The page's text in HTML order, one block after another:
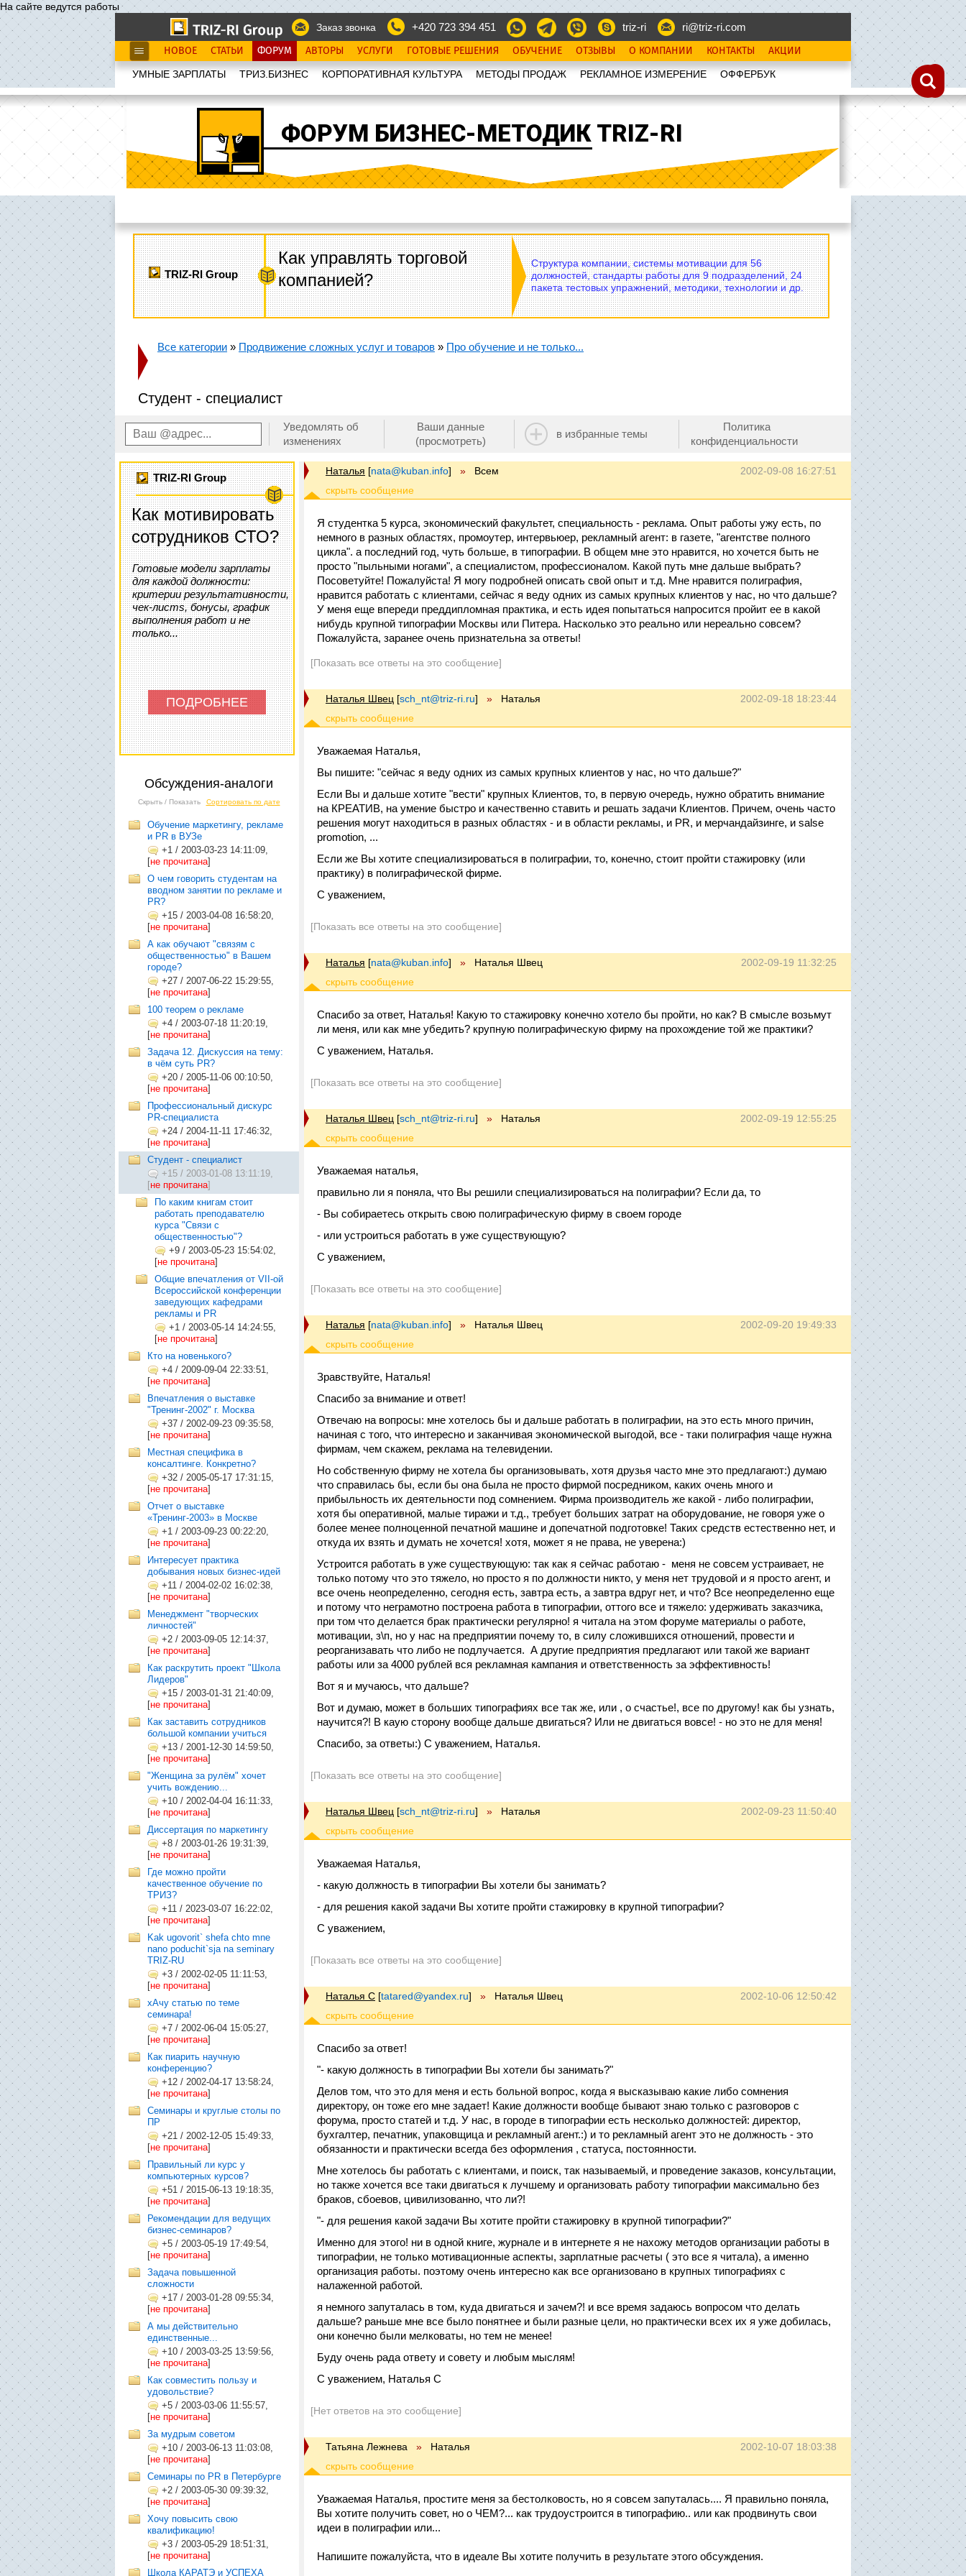
На сайте ведутся работы
Заказ звонка
+420 723 394 451 triz-ri ri@triz-ri.com
НОВОЕ СТАТЬИ ФОРУМ АВТОРЫ УСЛУГИ ГОТОВЫЕ РЕШЕНИЯ ОБУЧЕНИЕ ОТЗЫВЫ О КОМПАНИИ КОНТАКТЫ АКЦИИ
УМНЫЕ ЗАРПЛАТЫ ТРИЗ.БИЗНЕС КОРПОРАТИВНАЯ КУЛЬТУРА МЕТОДЫ ПРОДАЖ РЕКЛАМНОЕ ИЗМЕРЕНИЕ OФФЕРБУК
ФОРУМ БИЗНЕС-МЕТОДИК TRIZ-RI
TRIZ-RI Group
Как управлять торговой
компанией?
Структура компании, системы мотивации для 56
должностей, стандарты работы для 9 подразделений, 24
пакета тестовых упражнений, методики, технологии и др.
Все категории » Продвижение сложных услуг и товаров » Про обучение и не только...
Студент - специалист
Уведомлять об
изменениях
Ваши данные
(просмотреть)
в избранные темы
Политика
конфиденциальности
TRIZ-RI Group
Как мотивировать
сотрудников СТО?
Готовые модели зарплаты
для каждой должности:
критерии результативности,
чек-листs, бонусы, график
выполнения работ и не
только...
ПОДРОБНЕЕ
Обсуждения-аналоги
Скрыть / Показать Сортировать по дате
Обучение маркетингу, рекламе
и PR в ВУЗе
+1 / 2003-03-23 14:11:09,
[не прочитана]
О чем говорить студентам на
вводном занятии по рекламе и
PR?
+15 / 2003-04-08 16:58:20,
[не прочитана]
А как обучают "связям с
общественностью" в Вашем
городе?
+27 / 2007-06-22 15:29:55,
[не прочитана]
100 теорем о рекламе
+4 / 2003-07-18 11:20:19,
[не прочитана]
Задача 12. Дискуссия на тему:
в чём суть PR?
+20 / 2005-11-06 00:10:50,
[не прочитана]
Профессиональный дискурс
PR-специалиста
+24 / 2004-11-11 17:46:32,
[не прочитана]
Студент - специалист
+15 / 2003-01-08 13:11:19,
[не прочитана]
По каким книгам стоит
работать преподавателю
курса "Связи с
общественностью"?
+9 / 2003-05-23 15:54:02,
[не прочитана]
Общие впечатления от VII-ой
Всероссийской конференции
заведующих кафедрами
рекламы и PR
+1 / 2003-05-14 14:24:55,
[не прочитана]
Кто на новенького?
+4 / 2009-09-04 22:33:51,
[не прочитана]
Впечатления о выставке
"Тренинг-2002" г. Москва
+37 / 2002-09-23 09:35:58,
[не прочитана]
Местная специфика в
консалтинге. Конкретно?
+32 / 2005-05-17 17:31:15,
[не прочитана]
Отчет о выставке
«Тренинг-2003» в Москве
+1 / 2003-09-23 00:22:20,
[не прочитана]
Интересует практика
добывания новых бизнес-идей
+11 / 2004-02-02 16:02:38,
[не прочитана]
Менеджмент "творческих
личностей"
+2 / 2003-09-05 12:14:37,
[не прочитана]
Как раскрутить проект "Школа
Лидеров"
+15 / 2003-01-31 21:40:09,
[не прочитана]
Как заставить сотрудников
большой компании учиться
+13 / 2001-12-30 14:59:50,
[не прочитана]
"Женщина за рулём" хочет
учить вождению...
+10 / 2002-04-04 16:11:33,
[не прочитана]
Диссертация по маркетингу
+8 / 2003-01-26 19:31:39,
[не прочитана]
Где можно пройти
качественное обучение по
ТРИЗ?
+11 / 2023-03-07 16:22:02,
[не прочитана]
Kak ugovorit` shefa chto mne
nano poduchit`sja na seminary
TRIZ-RU
+3 / 2002-02-05 11:11:53,
[не прочитана]
хАчу статью по теме
семинара!
+7 / 2002-06-04 15:05:27,
[не прочитана]
Как пиарить научную
конференцию?
+12 / 2002-04-17 13:58:24,
[не прочитана]
Семинары и круглые столы по
ПР
+21 / 2002-12-05 15:49:33,
[не прочитана]
Правильный ли курс у
компьютерных курсов?
+51 / 2015-06-13 19:18:35,
[не прочитана]
Рекомендации для ведущих
бизнес-семинаров?
+5 / 2003-05-19 17:49:54,
[не прочитана]
Задача повышенной
сложности
+17 / 2003-01-28 09:55:34,
[не прочитана]
А мы действительно
единственные...
+10 / 2003-03-25 13:59:56,
[не прочитана]
Как совместить пользу и
удовольствие?
+5 / 2003-03-06 11:55:57,
[не прочитана]
За мудрым советом
+10 / 2003-06-13 11:03:08,
[не прочитана]
Семинары по PR в Петербурге
+2 / 2003-05-30 09:39:32,
[не прочитана]
Хочу повысить свою
квалификацию!
+3 / 2003-05-29 18:51:31,
[не прочитана]
Школа КАРАТЭ и УСПЕХА
2002-09-08 16:27:51
Наталья [nata@kuban.info] » Всем
Я студентка 5 курса, экономический факультет, специальность - реклама. Опыт работы ужу есть, по
немного в разных областях, промоутер, интервьюер, рекламный агент: в газете, "агентстве полного
цикла". а последний год, чуть больше, в типографии. В общем мне это нравится, но хочется быть не
просто "пыльными ногами", а специалистом, профессионалом. Какой путь мне дальше выбрать?
Посоветуйте! Пожалуйста! Я могу подробней описать свой опыт и т.д. Мне нравится полиграфия,
нравится работать с клиентами, сейчас я веду одних из самых крупных клиентов у нас, но что дальше?
У меня еще впереди преддипломная практика, и есть идея попытаться напросится пройит ее в какой
нибудь крупной типографии Москвы или Питера. Насколько это реально или нереально совсем?
Пожалуйста, заранее очень признательна за ответы!
[Показать все ответы на это сообщение]
2002-09-18 18:23:44
Наталья Швец [sch_nt@triz-ri.ru] » Наталья
Уважаемая Наталья,
Вы пишите: "сейчас я веду одних из самых крупных клиентов у нас, но что дальше?"
Если Вы и дальше хотите "вести" крупных Клиентов, то, в первую очередь, нужно обратить внимание
на КРЕАТИВ, на умение быстро и качественно ставить и решать задачи Клиентов. Причем, очень часто
решения могут находиться в разных областях - и в области рекламы, и PR, и мерчандайзинге, и salse
promotion, ...
Если же Вы хотите специализироваться в полиграфии, то, конечно, стоит пройти стажировку (или
практику) в полиграфической фирме.
С уважением,
[Показать все ответы на это сообщение]
2002-09-19 11:32:25
Наталья [nata@kuban.info] » Наталья Швец
Спасибо за ответ, Наталья! Какую то стажировку конечно хотело бы пройти, но как? В смысле возьмут
ли меня, или как мне убедить? крупную полиграфическую фирму на прохождение той же практики?
С уважением, Наталья.
[Показать все ответы на это сообщение]
2002-09-19 12:55:25
Наталья Швец [sch_nt@triz-ri.ru] » Наталья
Уважаемая наталья,
правильно ли я поняла, что Вы решили специализироваться на полиграфии? Если да, то
- Вы собираетесь открыть свою полиграфическую фирму в своем городе
- или устроиться работать в уже существующую?
С уважением,
[Показать все ответы на это сообщение]
2002-09-20 19:49:33
Наталья [nata@kuban.info] » Наталья Швец
Зравствуйте, Наталья!
Спасибо за внимание и ответ!
Отвечаю на вопросы: мне хотелось бы и дальше работать в полиграфии, на это есть много причин,
начиная с того, что интересно и заканчивая экономической выгодой, все - таки полиграфия чаще нужна
фирмам, чем скажем, реклама на телевидении.
Но собственную фирму не хотела бы организовывать, хотя друзья часто мне это предлагают:) думаю
что справилась бы, если бы она была не просто фирмой посредником, каких очень много и
прибыльность их деятельности под сомнением. Фирма производитель же какой - либо полиграфии,
хотя бы оперативной, малые тиражи и т.д., требует больших затрат на оборудование, не говоря уже о
более менее полноценной печатной машине и допечатной подготовке! Таких средств естественно нет, и
откуда их взять и думать не хочется! хотя, может я не права, не уверена:)
Устроится работать в уже существующую: так как я сейчас работаю - меня не совсем устраивает, не
только потому что это тяжело, но просто я по должности никто, у меня нет трудовой и я просто агент, и
все очень неопределенно, сегодня есть, завтра есть, а завтра вдруг нет, и что? Все неопределенно еще
и потому что неграмотно построена работа в типографии, оттого все и тяжело: удерживать заказчика,
при том что делается брак практически регулярно! я читала на этом форуме материалы о работе,
мотивации, з\п, но у нас на предприятии почему то, в силу сложившихся отношений, провести и
реорганизавать что либо не подлучается. А другие предприятия предлагают или такой же вариант
работы или за 4000 рублей вся рекламная кампания и ответственность за эффективность!
Вот я и мучаюсь, что дальше?
Вот и думаю, может в больших типографиях все так же, или , о счастье!, все по другому! как бы узнать,
научится?! В каую сторону вообще дальше двигаться? Или не двигаться вовсе! - но это не для меня!
Спасибо, за ответы:) С уважением, Наталья.
[Показать все ответы на это сообщение]
2002-09-23 11:50:40
Наталья Швец [sch_nt@triz-ri.ru] » Наталья
Уважаемая Наталья,
- какую должность в типографии Вы хотели бы занимать?
- для решения какой задачи Вы хотите пройти стажировку в крупной типографии?
С уважением,
[Показать все ответы на это сообщение]
2002-10-06 12:50:42
Наталья С [tatared@yandex.ru] » Наталья Швец
Спасибо за ответ!
"- какую должность в типографии Вы хотели бы занимать?"
Делов том, что это для меня и есть больной вопрос, когда я высказываю какие либо сомнения
директору, он тоже его мне задает! Какие должности вообще бывают знаю только с разговоров с
форума, просто статей и т.д. У нас, в городе в типографии есть несколько должностей: директор,
бухгалтер, печатник, упаковщица и рекламный агент.:) и то рекламный агент это не должность - это
обязанности и практически всегда без оформления , статуса, постоянности.
Мне хотелось бы работать с клиентами, и поиск, так называемый, и проведение заказов, консультации,
но также хочется все таки двигаться к лучшему и организовать работу типографии максимально без
браков, сбоевов, цивилизованно, что ли?!
"- для решения какой задачи Вы хотите пройти стажировку в крупной типографии?"
Именно для этого! ни в одной книге, журнале и в интернете я не нахожу методов организации работы в
типографии, не только мотивационные аспекты, зарплатные расчеты ( это все я читала), а именно
организация работы. поэтому очень интересно как все организовано в крупных типографиях с
налаженной работой.
я немного запуталась в том, куда двигаться и зачем?! и все время задаюсь вопросом что делать
дальше? раньше мне все было понятнее и были разные цели, но практически всех их я уже добилась,
они конечно были мелковаты, но тем не менее!
Буду очень рада ответу и совету и любым мыслям!
С уважением, Наталья С
[Нет ответов на это сообщение]
2002-10-07 18:03:38
Татьяна Лежнева » Наталья
Уважаемая Наталья, простите меня за бестолковость, но я совсем запуталась.... Я правильно поняла,
Вы хотите получить совет, но о ЧЕМ?... как трудоустроится в типографию.. или как продвинуть свои
идеи в полиграфии или...
Напишите пожалуйста, что в идеале Вы хотите получить в результате этого обсуждения.